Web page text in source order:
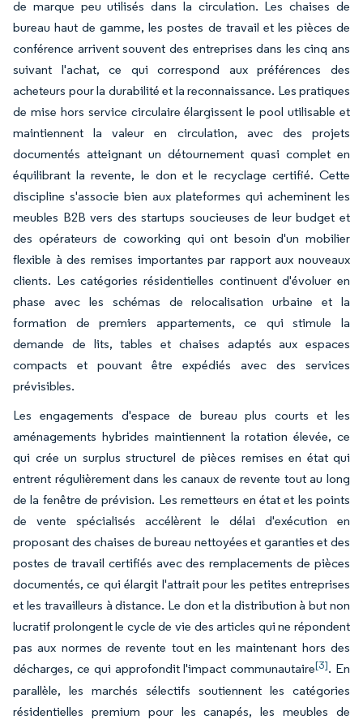
de marque peu utilisés dans la circulation. Les chaises de
bureau haut de gamme, les postes de travail et les pièces de
conférence arrivent souvent des entreprises dans les cinq ans
suivant l'achat, ce qui correspond aux préférences des
acheteurs pour la durabilité et la reconnaissance. Les pratiques
de mise hors service circulaire élargissent le pool utilisable et
maintiennent la valeur en circulation, avec des projets
documentés atteignant un détournement quasi complet en
équilibrant la revente, le don et le recyclage certifié. Cette
discipline s'associe bien aux plateformes qui acheminent les
meubles B2B vers des startups soucieuses de leur budget et
des opérateurs de coworking qui ont besoin d'un mobilier
flexible à des remises importantes par rapport aux nouveaux
clients. Les catégories résidentielles continuent d'évoluer en
phase avec les schémas de relocalisation urbaine et la
formation de premiers appartements, ce qui stimule la
demande de lits, tables et chaises adaptés aux espaces
compacts et pouvant être expédiés avec des services
prévisibles.
Les engagements d'espace de bureau plus courts et les
aménagements hybrides maintiennent la rotation élevée, ce
qui crée un surplus structurel de pièces remises en état qui
entrent régulièrement dans les canaux de revente tout au long
de la fenêtre de prévision. Les remetteurs en état et les points
de vente spécialisés accélèrent le délai d'exécution en
proposant des chaises de bureau nettoyées et garanties et des
postes de travail certifiés avec des remplacements de pièces
documentés, ce qui élargit l'attrait pour les petites entreprises
et les travailleurs à distance. Le don et la distribution à but non
lucratif prolongent le cycle de vie des articles qui ne répondent
pas aux normes de revente tout en les maintenant hors des
décharges, ce qui approfondit l'impact communautaire[3]. En
parallèle, les marchés sélectifs soutiennent les catégories
résidentielles premium pour les canapés, les meubles de